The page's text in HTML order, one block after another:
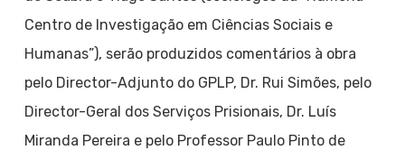
Centro de Investigação em Ciências Sociais e
Humanas”), serão produzidos comentários à obra
pelo Director-Adjunto do GPLP, Dr. Rui Simões, pelo
Director-Geral dos Serviços Prisionais, Dr. Luís
Miranda Pereira e pelo Professor Paulo Pinto de